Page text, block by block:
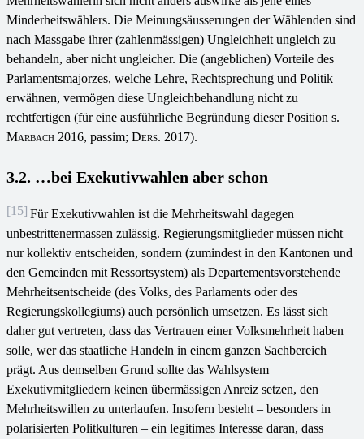
Minderheitswählers. Die Meinungsäusserungen der Wählenden sind
nach Massgabe ihrer (zahlenmässigen) Ungleichheit ungleich zu
behandeln, aber nicht ungleicher. Die (angeblichen) Vorteile des
Parlamentsmajorzes, welche Lehre, Rechtsprechung und Politik
erwähnen, vermögen diese Ungleichbehandlung nicht zu
rechtfertigen (für eine ausführliche Begründung dieser Position s.
Marbach 2016, passim; Ders. 2017).
3.2. …bei Exekutivwahlen aber schon
[15] Für Exekutivwahlen ist die Mehrheitswahl dagegen
unbestrittenermassen zulässig. Regierungsmitglieder müssen nicht
nur kollektiv entscheiden, sondern (zumindest in den Kantonen und
den Gemeinden mit Ressortsystem) als Departementsvorstehende
Mehrheitsentscheide (des Volks, des Parlaments oder des
Regierungskollegiums) auch persönlich umsetzen. Es lässt sich
daher gut vertreten, dass das Vertrauen einer Volksmehrheit haben
solle, wer das staatliche Handeln in einem ganzen Sachbereich
prägt. Aus demselben Grund sollte das Wahlsystem
Exekutivmitgliedern keinen übermässigen Anreiz setzen, den
Mehrheitswillen zu unterlaufen. Insofern besteht – besonders in
polarisierten Politkulturen – ein legitimes Interesse daran, dass